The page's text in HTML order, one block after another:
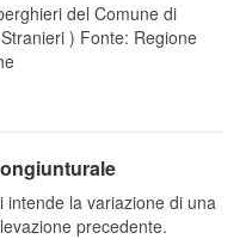
del Comune di
) Fonte: Regione
intende la variazione di una
precedente.